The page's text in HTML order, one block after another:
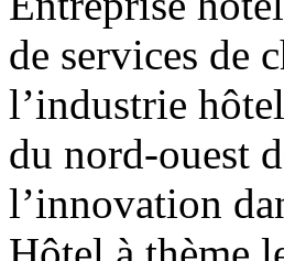
de services de
l’industrie
du nord-ouest
l’innovation